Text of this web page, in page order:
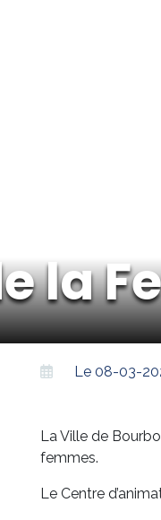
la
Le 08-03-
La Ville de
femmes.
Le Centre